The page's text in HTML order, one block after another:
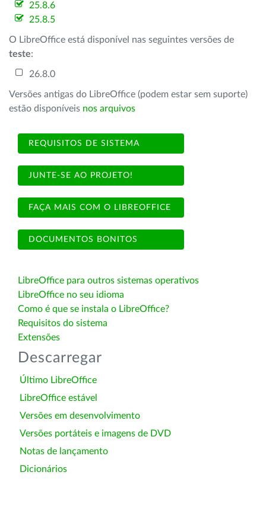
25.8.6
25.8.5
O LibreOffice está disponível nas seguintes versões de
teste:
26.8.0
Versões antigas do LibreOffice (podem estar sem suporte)
estão disponíveis nos arquivos
REQUISITOS DE SISTEMA
JUNTE-SE AO PROJETO!
FAÇA MAIS COM O LIBREOFFICE
DOCUMENTOS BONITOS
LibreOffice para outros sistemas operativos
LibreOffice no seu idioma
Como é que se instala o LibreOffice?
Requisitos do sistema
Extensões
Descarregar
Último LibreOffice
LibreOffice estável
Versões em desenvolvimento
Versões portáteis e imagens de DVD
Notas de lançamento
Dicionários